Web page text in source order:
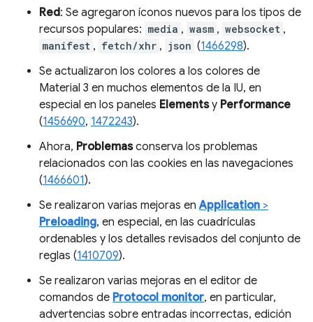
Red: Se agregaron íconos nuevos para los tipos de
recursos populares: media , wasm , websocket ,
manifest , fetch/xhr , json (1466298).
Se actualizaron los colores a los colores de
Material 3 en muchos elementos de la IU, en
especial en los paneles Elementsy Performance
(1456690, 1472243).
Ahora, Problemasconserva los problemas
relacionados con las cookies en las navegaciones
(1466601).
Se realizaron varias mejoras enApplication >
Preloading, en especial, en las cuadrículas
ordenables y los detalles revisados del conjunto de
reglas (1410709).
Se realizaron varias mejoras en el editor de
comandos de Protocol monitor, en particular,
advertencias sobre entradas incorrectas, edición